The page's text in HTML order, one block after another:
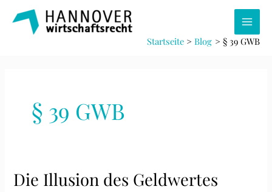
Inhalt
springen
Main
Startseite Blog § 39 GWB
§ 39 GWB
Die Illusion des Geldwertes